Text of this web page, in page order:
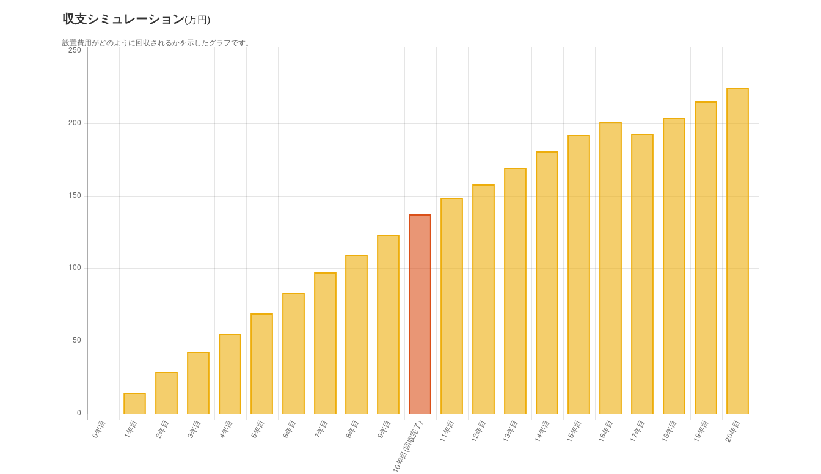
収支シミュレーション(万円)
設置費用がどのように回収されるかを示したグラフです。